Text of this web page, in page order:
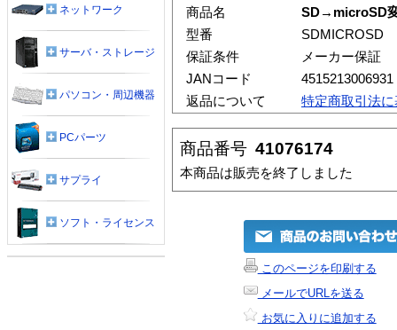
商品名
SD→microSD
型番
SDMICROSD
保証条件
メーカー保証
JANコード
4515213006931
返品について
特定商取引法
商品番号 41076174
本商品は販売を終了しました
このページを印刷する
メールでURLを送る
お気に入りに追加する
ネットワーク
サーバ・ストレージ
パソコン・周辺機器
PCパーツ
サプライ
ソフト・ライセンス